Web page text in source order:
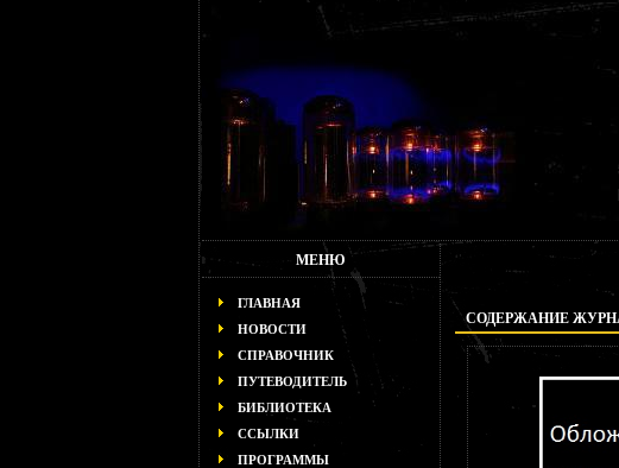
МЕНЮ
ГЛАВНАЯ
НОВОСТИ
СПРАВОЧНИК
ПУТЕВОДИТЕЛЬ
БИБЛИОТЕКА
ССЫЛКИ
ПРОГРАММЫ
СОДЕРЖАНИЕ